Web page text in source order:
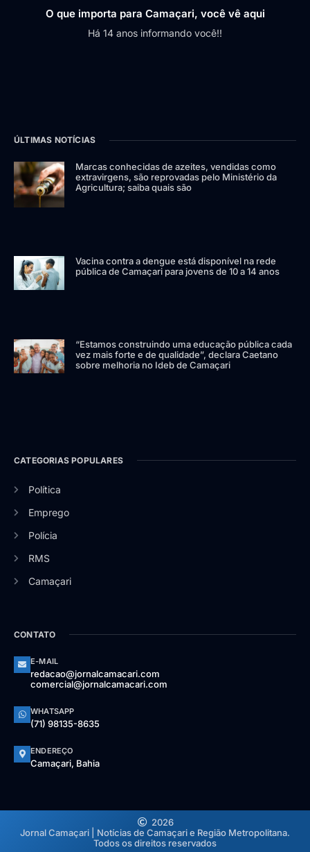
O que importa para Camaçari, você vê aqui
Há 14 anos informando você!!
ÚLTIMAS NOTÍCIAS
Marcas conhecidas de azeites, vendidas como
extravirgens, são reprovadas pelo Ministério da
Agricultura; saiba quais são
Vacina contra a dengue está disponível na rede
pública de Camaçari para jovens de 10 a 14 anos
“Estamos construindo uma educação pública cada
vez mais forte e de qualidade”, declara Caetano
sobre melhoria no Ideb de Camaçari
CATEGORIAS POPULARES
Política
Emprego
Polícia
RMS
Camaçari
CONTATO
E-MAIL
redacao@jornalcamacari.com
comercial@jornalcamacari.com
WHATSAPP
(71) 98135-8635
ENDEREÇO
Camaçari, Bahia
2026
Jornal Camaçari | Notícias de Camaçari e Região Metropolitana.
Todos os direitos reservados